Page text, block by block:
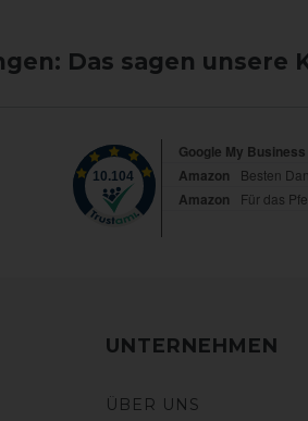
Das sagen unsere
UNTERNEHMEN
ÜBER UNS